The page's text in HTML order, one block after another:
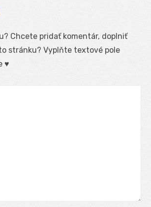
Chcete pridať komentár, doplniť
stránku? Vyplňte textové pole
♥